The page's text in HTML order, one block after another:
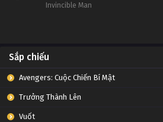
Invincible Man
Sắp chiếu
Avengers: Cuộc Chiến Bí Mật
Trưởng Thành Lên
Vuốt